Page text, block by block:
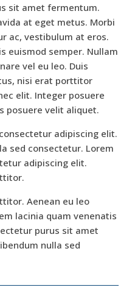
sit amet fermentum.
at eget metus. Morbi
ac, vestibulum at eros.
euismod semper. Nullam
vel eu leo. Duis
nisi erat porttitor
elit. Integer posuere
posuere velit aliquet.
adipiscing elit.
sed consectetur. Lorem
adipiscing elit.
Aenean eu leo
lacinia quam venenatis
purus sit amet
nulla sed